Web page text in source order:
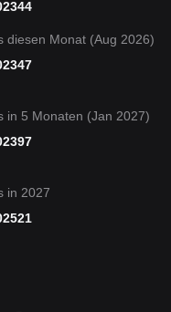
diesen Monat (Aug 2026)
in 5 Monaten (Jan 2027)
in 2027